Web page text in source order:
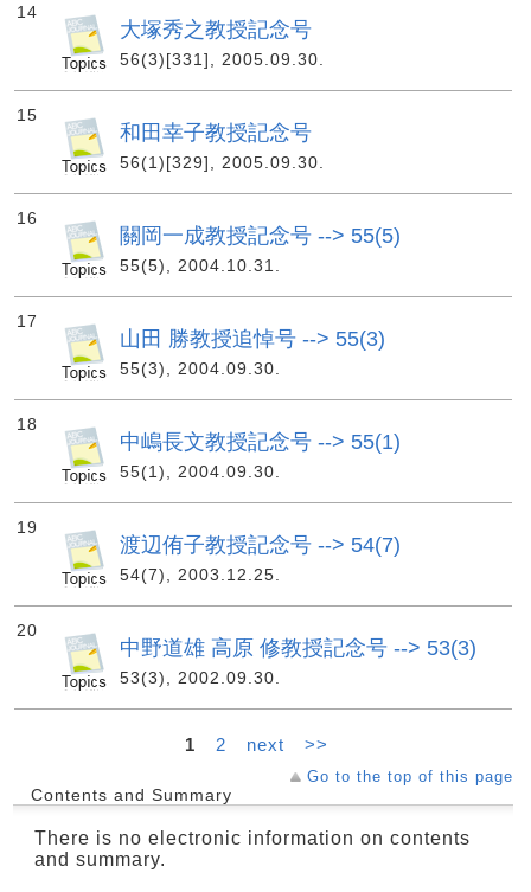
14
大塚秀之教授記念号
56(3)[331], 2005.09.30.
15
和田幸子教授記念号
56(1)[329], 2005.09.30.
16
關岡一成教授記念号 --> 55(5)
55(5), 2004.10.31.
17
山田 勝教授追悼号 --> 55(3)
55(3), 2004.09.30.
18
中嶋長文教授記念号 --> 55(1)
55(1), 2004.09.30.
19
渡辺侑子教授記念号 --> 54(7)
54(7), 2003.12.25.
20
中野道雄 高原 修教授記念号 --> 53(3)
53(3), 2002.09.30.
1 2 next >>
Go to the top of this page
Contents and Summary
There is no electronic information on contents
and summary.